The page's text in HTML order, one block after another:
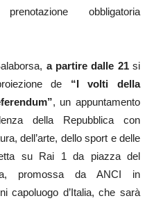
obbligatoria
a partire dalle 21si
de “I volti della
, un appuntamento
della Repubblica con
dell’arte, dello sport e delle
su Rai 1 da piazza del
promossa da ANCI in
capoluogo d’Italia, che sarà